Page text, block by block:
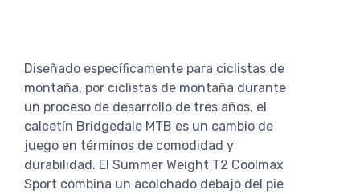
Diseñado específicamente para ciclistas de
montaña, por ciclistas de montaña durante
un proceso de desarrollo de tres años, el
calcetín Bridgedale MTB es un cambio de
juego en términos de comodidad y
durabilidad. El Summer Weight T2 Coolmax
Sport combina un acolchado debajo del pie